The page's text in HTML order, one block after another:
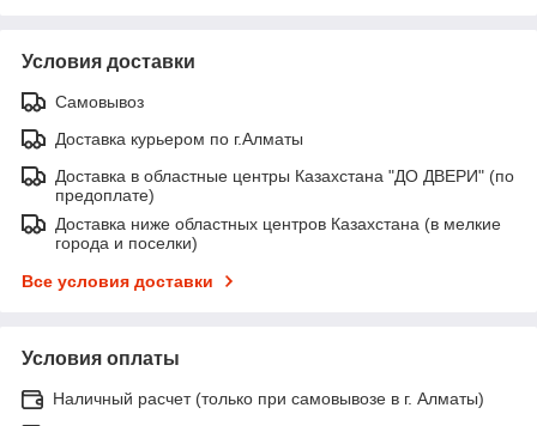
Условия доставки
Самовывоз
Доставка курьером по г.Алматы
Доставка в областные центры Казахстана "ДО ДВЕРИ" (по
предоплате)
Доставка ниже областных центров Казахстана (в мелкие
города и поселки)
Все условия доставки
Условия оплаты
Наличный расчет (только при самовывозе в г. Алматы)